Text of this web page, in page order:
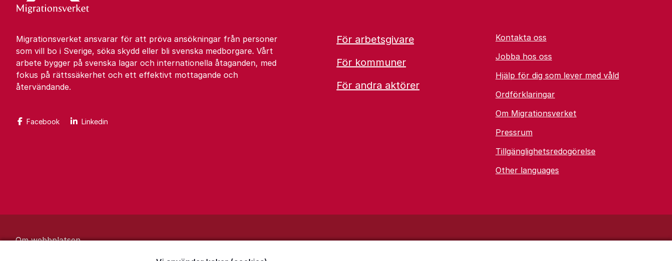
Migrationsverket ansvarar för att pröva ansökningar från personer
som vill bo i Sverige, söka skydd eller bli svenska medborgare. Vårt
arbete bygger på svenska lagar och internationella åtaganden, med
fokus på rättssäkerhet och ett effektivt mottagande och
återvändande.
Facebook Linkedin
För arbetsgivare
För kommuner
För andra aktörer
Kontakta oss
Jobba hos oss
Hjälp för dig som lever med våld
Ordförklaringar
Om Migrationsverket
Pressrum
Tillgänglighetsredogörelse
Other languages
Om webbplatsen